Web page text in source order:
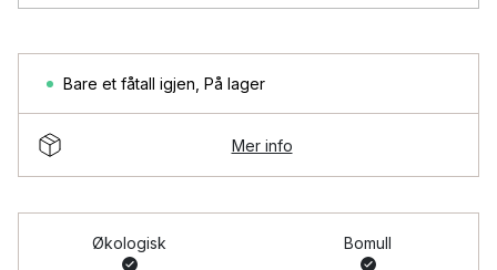
Bare et fåtall igjen På lager
Mer info
Økologisk Bomull